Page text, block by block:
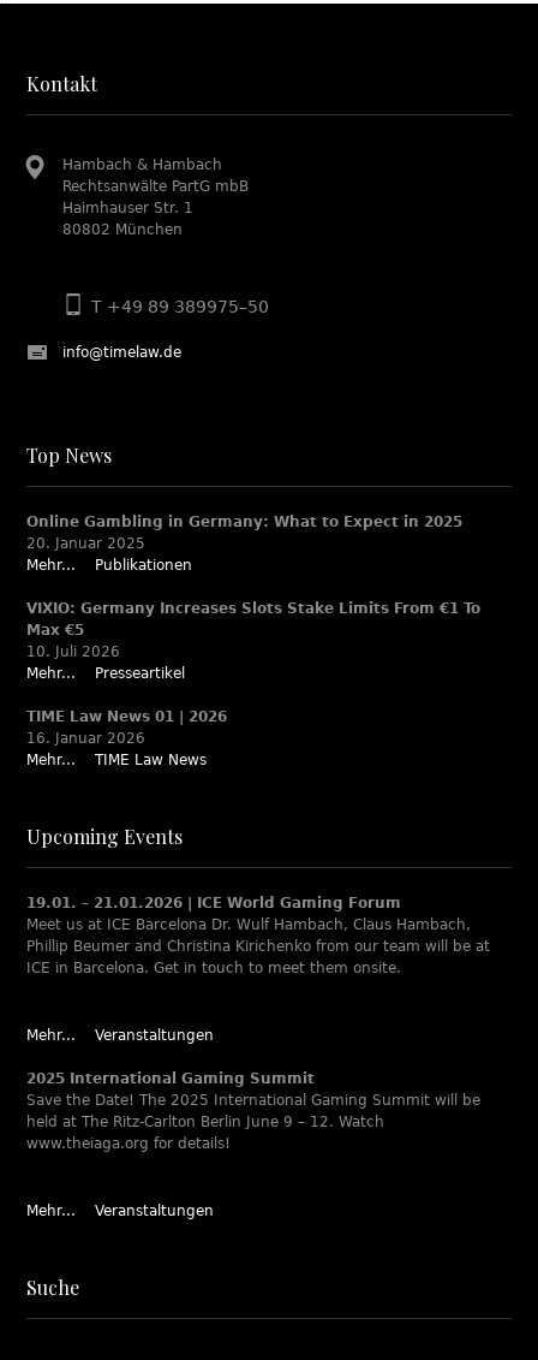
Kontakt
Hambach & Hambach
Rechtsanwälte PartG mbB
Haimhauser Str. 1
80802 München
T +49 89 389975–50
info@timelaw.de
Top News
Online Gambling in Germany: What to Expect in 2025
20. Januar 2025
Mehr...
Publikationen
VIXIO: Germany Increases Slots Stake Limits From €1 To
Max €5
10. Juli 2026
Mehr...
Presseartikel
TIME Law News 01 | 2026
16. Januar 2026
Mehr...
TIME Law News
Upcoming Events
19.01. – 21.01.2026 | ICE World Gaming Forum
Meet us at ICE Barcelona Dr. Wulf Hambach, Claus Hambach,
Phillip Beumer and Christina Kirichenko from our team will be at
ICE in Barcelona. Get in touch to meet them onsite.
Mehr... Veranstaltungen
2025 International Gaming Summit
Save the Date! The 2025 International Gaming Summit will be
held at The Ritz-Carlton Berlin June 9 – 12. Watch
www.theiaga.org for details!
Mehr... Veranstaltungen
Suche